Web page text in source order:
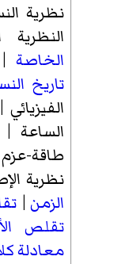
نظرية
النظرية
الخاصة|
تاريخ
الفيزيائي|
الساعة|
طاقة-عزم
نظرية
الزمن|
تقلص
معادلة